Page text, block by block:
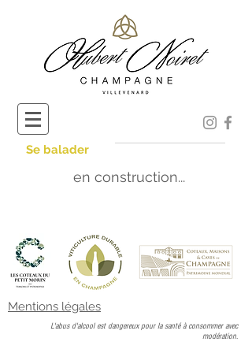
Se balader
en construction...
Mentions légales
L'abus d'alcool est dangereux pour la santé à consommer avec
modération.